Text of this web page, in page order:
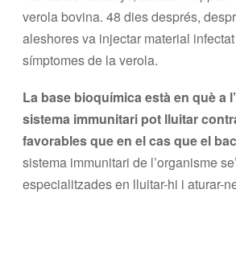
verola bovina. 48 dies després,
aleshores va injectar material
símptomes de la verola.
La base bioquímica està en què a
sistema immunitari pot lluitar
favorables que en el cas que el
sistema immunitari de l’organisme
especialitzades en lluitar-hi i aturar-